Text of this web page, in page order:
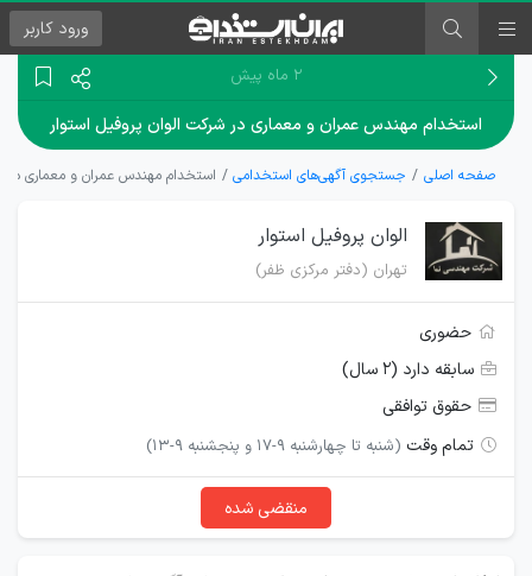
ورود کاربر
۲ ماه پیش
استخدام مهندس عمران و معماری در شرکت الوان پروفیل استوار
صفحه اصلی جستجوی آگهی‌های استخدامی استخدام مهندس عمران و معماری در
الوان پروفیل استوار
تهران (دفتر مرکزی ظفر)
حضوری
سابقه دارد (۲ سال)
حقوق توافقی
تمام وقت (شنبه تا چهارشنبه 9-17 و پنجشنبه 9-13)
منقضی شده